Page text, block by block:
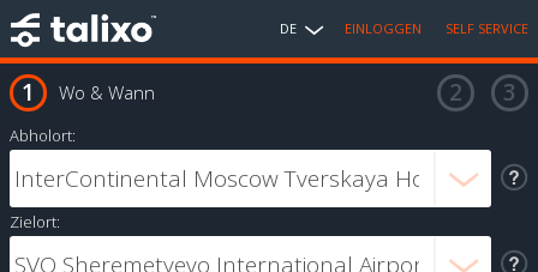
DE EINLOGGEN SELF SERVICE
Wo & Wann
Abholort:
Zielort: